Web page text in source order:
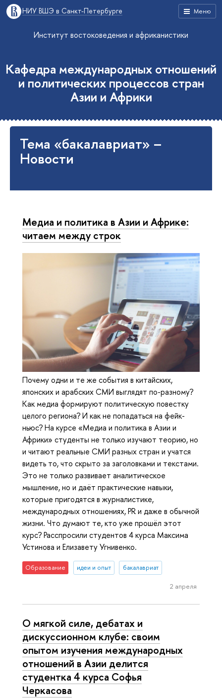
Меню
НИУ ВШЭ в Санкт-Петербурге
Институт востоковедения и африканистики
Кафедра международных отношений
и политических процессов стран
Азии и Африки
Тема «бакалавриат» –
Новости
Медиа и политика в Азии и Африке:
читаем между строк
Почему одни и те же события в китайских,
японских и арабских СМИ выглядят по-разному?
Как медиа формируют политическую повестку
целого региона? И как не попадаться на фейк-
ньюс? На курсе «Медиа и политика в Азии и
Африки» студенты не только изучают теорию, но
и читают реальные СМИ разных стран и учатся
видеть то, что скрыто за заголовками и текстами.
Это не только развивает аналитическое
мышление, но и даёт практические навыки,
которые пригодятся в журналистике,
международных отношениях, PR и даже в обычной
жизни. Что думают те, кто уже прошёл этот
курс? Расспросили студентов 4 курса Максима
Устинова и Елизавету Угнивенко.
Образование идеи и опыт бакалавриат
2 апреля
О мягкой силе, дебатах и
дискуссионном клубе: своим
опытом изучения международных
отношений в Азии делится
студентка 4 курса Софья
Черкасова